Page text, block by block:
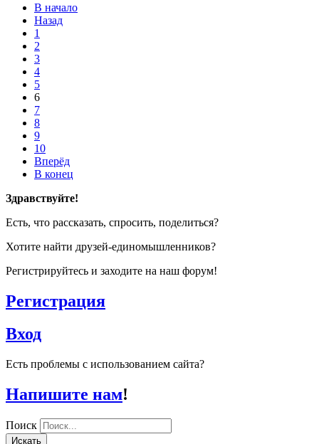
В начало
Назад
1
2
3
4
5
6
7
8
9
10
Вперёд
В конец
Здравствуйте!
Есть, что рассказать, спросить, поделиться?
Хотите найти друзей-единомышленников?
Регистрируйтесь и заходите на наш форум!
Регистрация
Вход
Есть проблемы с использованием сайта?
Напишите нам!
Поиск
Искать